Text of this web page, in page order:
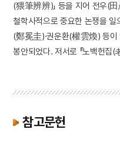
(猥筆辨辨)」 등을 지어 전우(
철학사적으로 중요한 논쟁을
(鄭冕圭)·권운환(權雲煥) 등
봉안되었다. 저서로 『노백헌집
참고문헌